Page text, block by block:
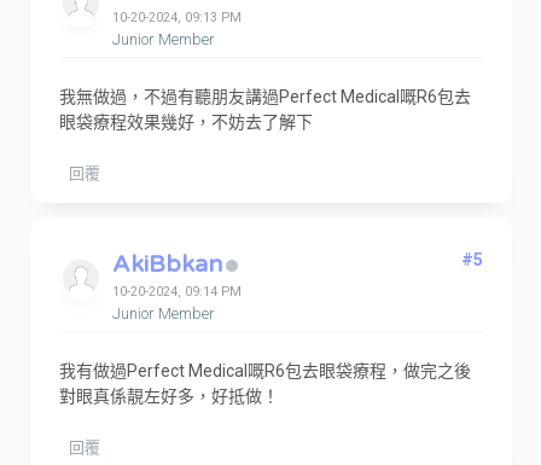
10-20-2024, 09:13 PM
Junior Member
我無做過，不過有聽朋友講過Perfect Medical嘅R6包去
眼袋療程效果幾好，不妨去了解下
回覆
AkiBbkan
10-20-2024, 09:14 PM
Junior Member
#5
我有做過Perfect Medical嘅R6包去眼袋療程，做完之後
對眼真係靚左好多，好抵做！
回覆